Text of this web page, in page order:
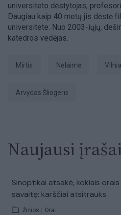
universiteto dėstytojas,
Daugiau kaip 40 metų jis dėstė
universitete. Nuo 2003-iųjų,
katedros vedėjas.
Mirtis Nelaimė
Arvydas Šliogeris
Naujausi įrašai
Sinoptikai atsakė, kokiais
savaitę: karščiai atsitrauks
Žinios Orai